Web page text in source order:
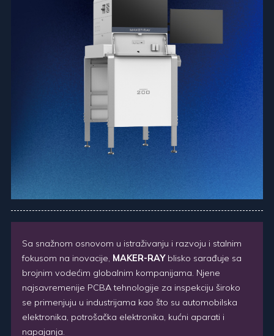
Sa snažnom osnovom u istraživanju i razvoju i stalnim
fokusom na inovacije, MAKER-RAYblisko sarađuje sa
brojnim vodećim globalnim kompanijama. Njene
najsavremenije PCBA tehnologije za inspekciju široko
se primenjuju u industrijama kao što su automobilska
elektronika, potrošačka elektronika, kućni aparati i
napajanja.